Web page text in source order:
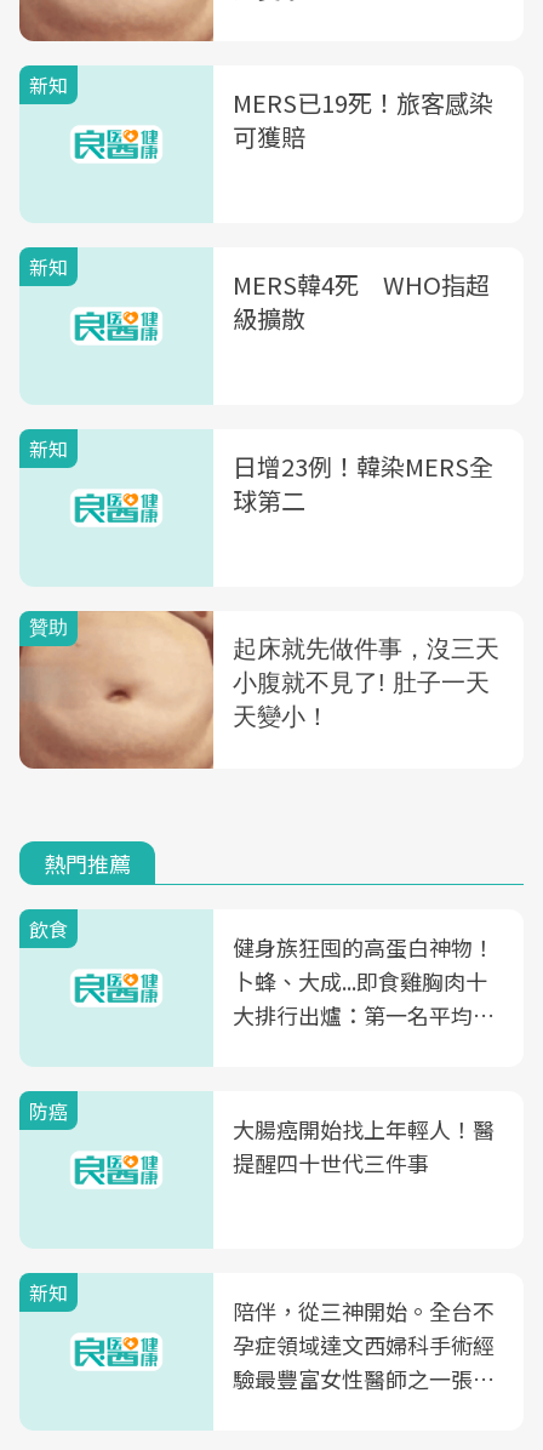
新知
MERS已19死！旅客感染
可獲賠
新知
MERS韓4死 WHO指超
級擴散
新知
日增23例！韓染MERS全
球第二
熱門推薦
飲食
健身族狂囤的高蛋白神物！
卜蜂、大成...即食雞胸肉十
大排行出爐：第一名平均一
防癌
大腸癌開始找上年輕人！醫
提醒四十世代三件事
新知
陪伴，從三神開始。全台不
孕症領域達文西婦科手術經
驗最豐富女性醫師之一張永